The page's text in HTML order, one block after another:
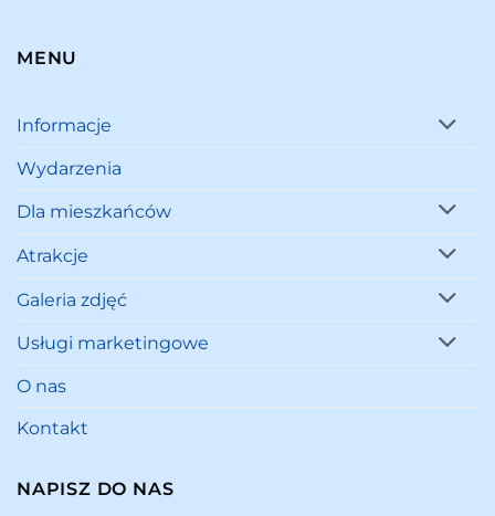
MENU
Informacje
Wydarzenia
Dla mieszkańców
Atrakcje
Galeria zdjęć
Usługi marketingowe
O nas
Kontakt
NAPISZ DO NAS